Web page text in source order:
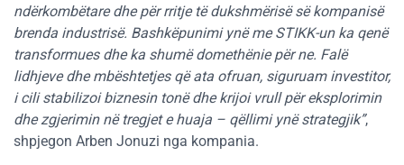
ndërkombëtare dhe për rritje të dukshmërisë së kompanisë
brenda industrisë. Bashkëpunimi ynë me STIKK-un ka qenë
transformues dhe ka shumë domethënie për ne. Falë
lidhjeve dhe mbështetjes që ata ofruan, siguruam investitor,
i cili stabilizoi biznesin tonë dhe krijoi vrull për eksplorimin
dhe zgjerimin në tregjet e huaja – qëllimi ynë strategjik”,
shpjegon Arben Jonuzi nga kompania.